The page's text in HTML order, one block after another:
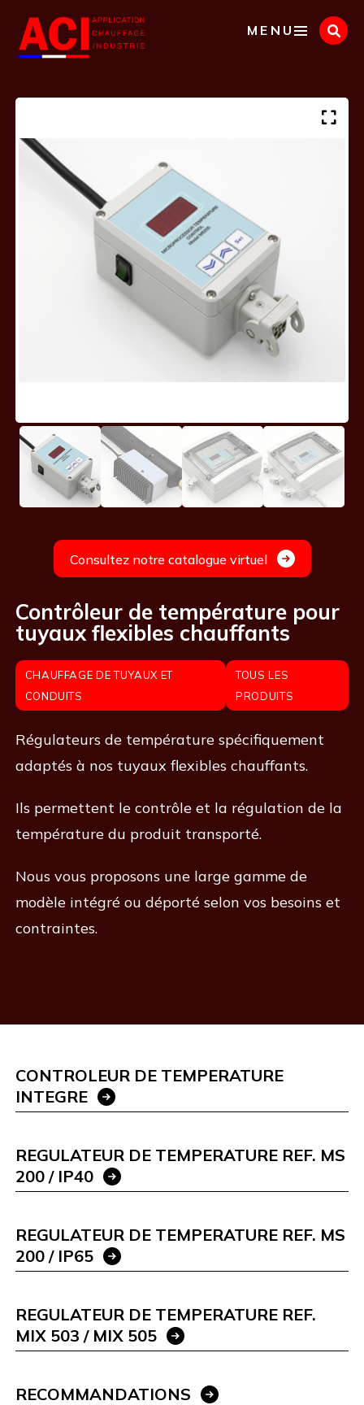
MENU
Contrôleur de température pour
tuyaux flexibles chauffants
CHAUFFAGE DE TUYAUX ET
CONDUITS
TOUS LES
PRODUITS
Régulateurs de température spécifiquement
adaptés à nos tuyaux flexibles chauffants.
Ils permettent le contrôle et la régulation de la
température du produit transporté.
Nous vous proposons une large gamme de
modèle intégré ou déporté selon vos besoins et
contraintes.
Consultez notre catalogue virtuel
CONTROLEUR DE TEMPERATURE
INTEGRE
REGULATEUR DE TEMPERATURE REF. MS
200 / IP40
REGULATEUR DE TEMPERATURE REF. MS
200 / IP65
REGULATEUR DE TEMPERATURE REF.
MIX 503 / MIX 505
RECOMMANDATIONS